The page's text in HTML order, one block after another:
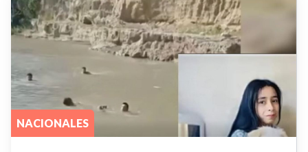
NACIONALES